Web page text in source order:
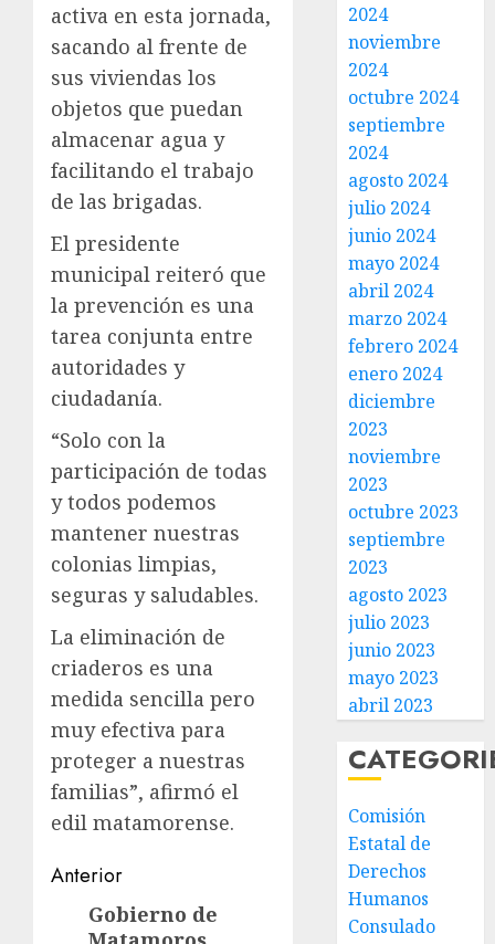
activa en esta jornada,
sacando al frente de
sus viviendas los
objetos que puedan
almacenar agua y
facilitando el trabajo
de las brigadas.
El presidente
municipal reiteró que
la prevención es una
tarea conjunta entre
autoridades y
ciudadanía.
“Solo con la
participación de todas
y todos podemos
mantener nuestras
colonias limpias,
seguras y saludables.
La eliminación de
criaderos es una
medida sencilla pero
muy efectiva para
proteger a nuestras
familias”, afirmó el
edil matamorense.
Post
navigation
Anterior
Entrada
Gobierno de
2024
noviembre
2024
octubre 2024
septiembre
2024
agosto 2024
julio 2024
junio 2024
mayo 2024
abril 2024
marzo 2024
febrero 2024
enero 2024
diciembre
2023
noviembre
2023
octubre 2023
septiembre
2023
agosto 2023
julio 2023
junio 2023
mayo 2023
abril 2023
Comisión
Estatal de
Derechos
Humanos
Consulado